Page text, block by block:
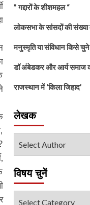
” गद्दारों के शीशमहल “
लोकसभा के सांसदों की संख्या
मनुस्मृति या संविधान किसे चुने
डॉ अंबेडकर और आर्य समाज
राजस्थान में ‘किला जिहाद’
लेखक
विषय चुनें